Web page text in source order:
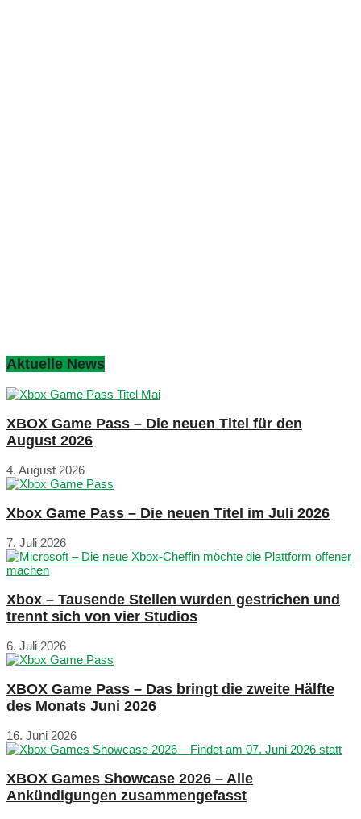
Aktuelle News
XBOX Game Pass – Die neuen Titel für den
August 2026
4. August 2026
Xbox Game Pass – Die neuen Titel im Juli 2026
7. Juli 2026
Xbox – Tausende Stellen wurden gestrichen und
trennt sich von vier Studios
6. Juli 2026
XBOX Game Pass – Das bringt die zweite Hälfte
des Monats Juni 2026
16. Juni 2026
XBOX Games Showcase 2026 – Alle
Ankündigungen zusammengefasst